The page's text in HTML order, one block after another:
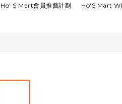
Ho' S Mart會員推薦計劃 Ho'S Mart